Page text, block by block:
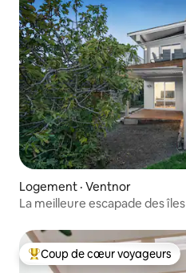
Logement · Ventnor
La meilleure escapade des
Coup de cœur voyageurs
Coup de cœur voyageurs